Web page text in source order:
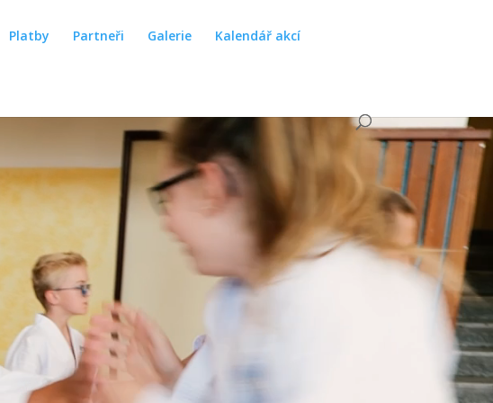
Platby Partneři Galerie Kalendář akcí